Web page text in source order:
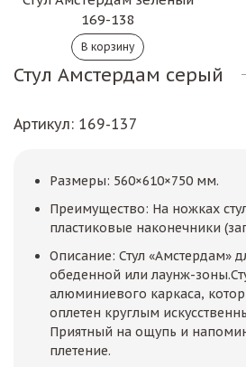
169-138
Стул Амстердам серый
Артикул: 169-137
Размеры: 560×610×750 мм.
Преимущество: На ножках
пластиковые наконечники
Описание: Стул «Амстердам»
обеденной или лаунж-
алюминиевого каркаса,
оплетен круглым
Приятный на ощупь и
плетение.